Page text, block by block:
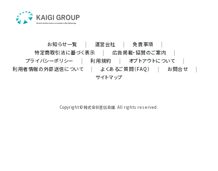
お知らせ一覧 | 運営会社 | 免責事項
|
特定商取引法に基づく表示
| 広告掲載・協賛のご案内
|
プライバシーポリシー
| 利用規約 | オプトアウトについて
|
利用者情報の外部送信について
| よくあるご質問（FAQ） | お問合せ
|
サイトマップ
Copyright © 株式会社宣伝会議. All rights reserved.